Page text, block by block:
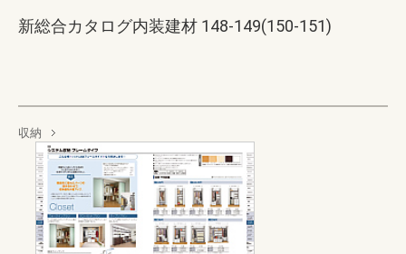
新総合カタログ内装建材 148-149(150-151)
収納